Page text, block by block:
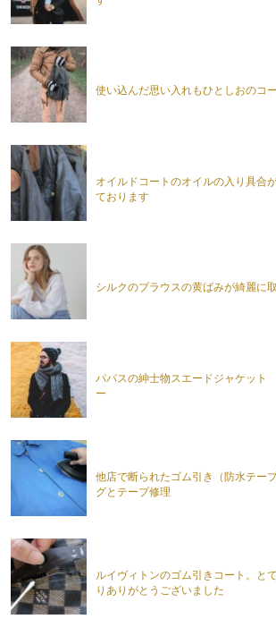
使い込んだ思い入れもひとしおのコ
オイルドコートのオイルの入り具合
ております
シルクのブラウスの黄ばみが綺麗に
パパスの紳士物スエードジャケット
ー
他店で断られたゴム引き（防水テー
グとテープ修理
ルイヴィトンのゴム引きコート。と
りありがとうございました